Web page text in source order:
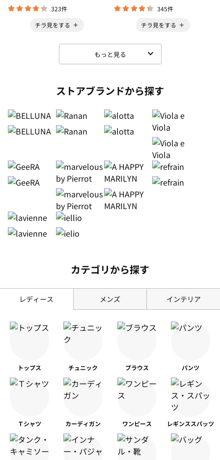
323件
チラ見をする
345件
チラ見をする
もっと見る
ストアブランドから探す
カテゴリから探す
レディース メンズ インテリア
トップス チュニック ブラウス パンツ
Ｔシャツ カーディガン ワンピース レギンススパッツ